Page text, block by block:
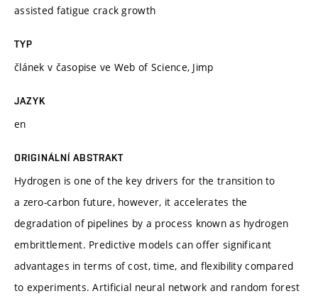
assisted fatigue crack growth
TYP
článek v časopise ve Web of Science, Jimp
JAZYK
en
ORIGINÁLNÍ ABSTRAKT
Hydrogen is one of the key drivers for the transition to
a zero-carbon future, however, it accelerates the
degradation of pipelines by a process known as hydrogen
embrittlement. Predictive models can offer significant
advantages in terms of cost, time, and flexibility compared
to experiments. Artificial neural network and random forest